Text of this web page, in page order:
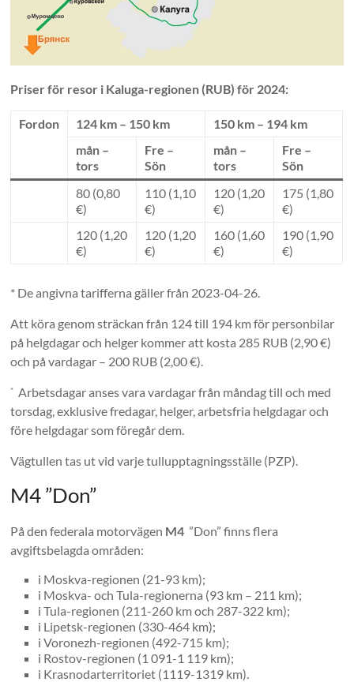
Priser för resor i Kaluga-regionen (RUB) för 2024:
Fordon 124 km – 150 km
150 km – 194 km
mån –
tors
Fre –
Sön
mån –
tors
Fre –
Sön
80 (0,80
€)
110 (1,10
€)
120 (1,20
€)
175 (1,80
€)
120 (1,20
€)
120 (1,20
€)
160 (1,60
€)
190 (1,90
€)
* De angivna tarifferna gäller från 2023-04-26.
Att köra genom sträckan från 124 till 194 km för personbilar
på helgdagar och helger kommer att kosta 285 RUB (2,90 €)
och på vardagar – 200 RUB (2,00 €).
*
Arbetsdagar anses vara vardagar från måndag till och med
torsdag, exklusive fredagar, helger, arbetsfria helgdagar och
före helgdagar som föregår dem.
Vägtullen tas ut vid varje tullupptagningsställe (PZP).
M4 ”Don”
På den federala motorvägen M4 ”Don” finns flera
avgiftsbelagda områden:
i Moskva-regionen (21-93 km);
i Moskva- och Tula-regionerna (93 km – 211 km);
i Tula-regionen (211-260 km och 287-322 km);
i Lipetsk-regionen (330-464 km);
i Voronezh-regionen (492-715 km);
i Rostov-regionen (1 091-1 119 km);
i Krasnodarterritoriet (1119-1319 km).